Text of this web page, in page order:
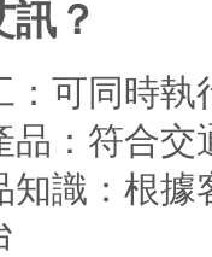
？
：可同時執
品：符合
知識：根據